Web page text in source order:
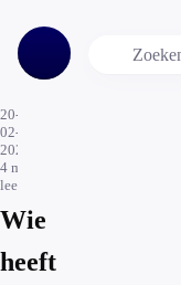
20-
02-
2026
4 min.
leestijd
Wie
heeft